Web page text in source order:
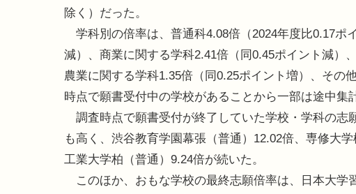
除く）だった。
学科別の倍率は、普通科4.08倍（2024年度比0.17ポ
減）、商業に関する学科2.41倍（同0.45ポイント減）
農業に関する学科1.35倍（同0.25ポイント増）、その
時点で願書受付中の学校があることから一部は途中集
調査時点で願書受付が終了していた学校・学科の志
も高く、渋谷教育学園幕張（普通）12.02倍、専修大
工業大学柏（普通）9.24倍が続いた。
このほか、おもな学校の最終志願倍率は、日本大学